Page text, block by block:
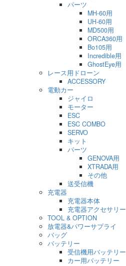
パーツ
MH-60用
UH-60用
MD500用
ORCA360用
Bo105用
Incredible用
GhostEye用
レース用ドローン
ACCESSORY
電動カー
ジャイロ
モーター
ESC
ESC COMBO
SERVO
キット
パーツ
GENOVA用
XTRADA用
その他
送受信機
充電器
充電器本体
充電器アクセサリー
TOOL & OPTION
放電器&パワーサプライ
バッグ
バッテリー
受信機用バッテリー
カー用バッテリー